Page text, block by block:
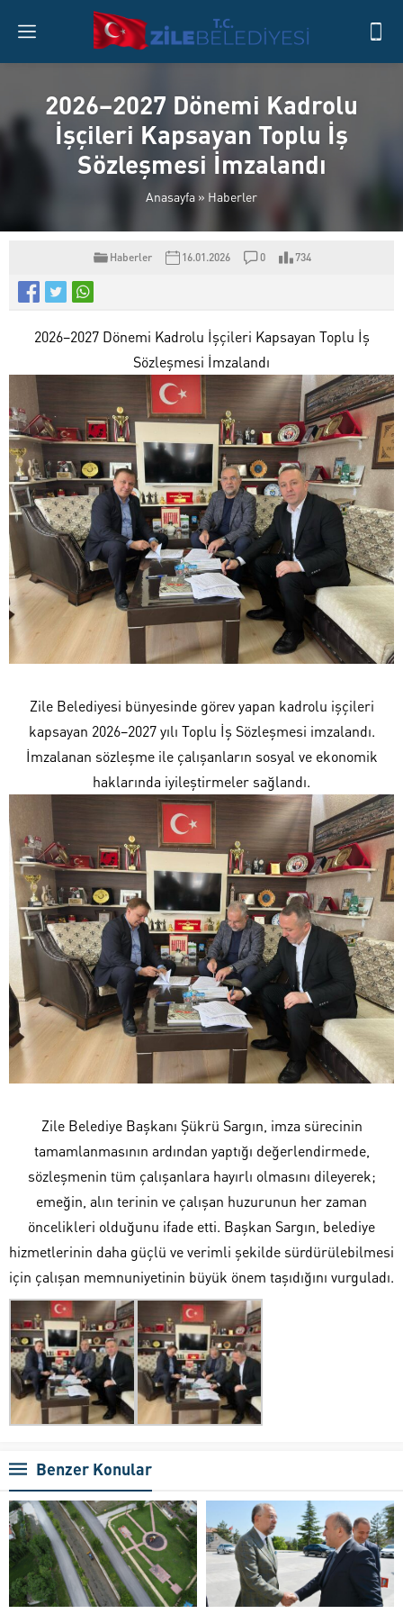
2026–2027 Dönemi Kadrolu
İşçileri Kapsayan Toplu İş
Sözleşmesi İmzalandı
Anasayfa » Haberler
Haberler 16.01.2026 0 734
2026–2027 Dönemi Kadrolu İşçileri Kapsayan Toplu İş
Sözleşmesi İmzalandı
Zile Belediyesi bünyesinde görev yapan kadrolu işçileri
kapsayan 2026–2027 yılı Toplu İş Sözleşmesi imzalandı.
İmzalanan sözleşme ile çalışanların sosyal ve ekonomik
haklarında iyileştirmeler sağlandı.
Zile Belediye Başkanı Şükrü Sargın, imza sürecinin
tamamlanmasının ardından yaptığı değerlendirmede,
sözleşmenin tüm çalışanlara hayırlı olmasını dileyerek;
emeğin, alın terinin ve çalışan huzurunun her zaman
öncelikleri olduğunu ifade etti. Başkan Sargın, belediye
hizmetlerinin daha güçlü ve verimli şekilde sürdürülebilmesi
için çalışan memnuniyetinin büyük önem taşıdığını vurguladı.
Benzer Konular